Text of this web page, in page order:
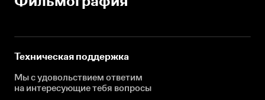
Техническая поддержка
Мы с удовольствием ответим
на интересующиетебя вопросы